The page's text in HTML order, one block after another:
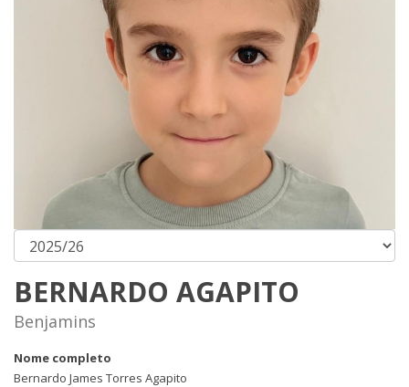
BERNARDO AGAPITO
Benjamins
Nome completo
Bernardo James Torres Agapito